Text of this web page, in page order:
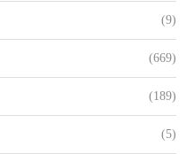
(9)
(669)
(189)
(5)